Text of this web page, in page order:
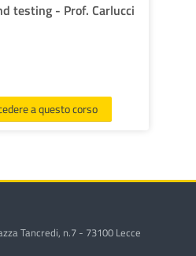
testing - Prof. Carlucci
a questo corso
Tancredi, n.7 - 73100 Lecce